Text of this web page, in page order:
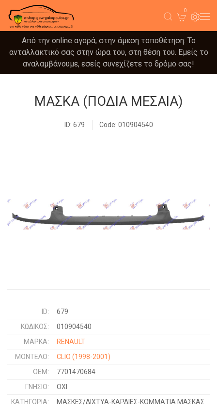
0
Από την online αγορά, στην άμεση τοποθέτηση. Το
ανταλλακτικό σας στην ώρα του, στη θέση του. Εμείς το
αναλαμβάνουμε, εσείς συνεχίζετε το δρόμο σας!
ΜΑΣΚΑ (ΠΟΔΙΑ ΜΕΣΑΙΑ)
ID: 679 Code: 010904540
ID:
679
ΚΩΔΙΚΌΣ:
010904540
ΜΑΡΚΑ:
RENAULT
ΜΟΝΤΕΛΟ:
CLIO (1998-2001)
OEM:
7701470684
ΓΝΉΣΙΟ:
ΟΧΙ
ΚΑΤΗΓΟΡΊΑ:
ΜΑΣΚΕΣ/ΔΙΧΤΥΑ-ΚΑΡΔΙΕΣ-ΚΟΜΜΑΤΙΑ ΜΑΣΚΑΣ